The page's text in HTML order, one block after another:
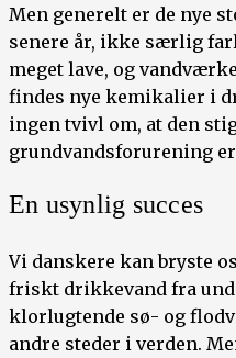
Men generelt er de nye
senere år, ikke særlig
meget lave, og
findes nye kemikalier i
ingen tvivl om, at den
grundvandsforurening
En usynlig succes
Vi danskere kan bryste
friskt drikkevand fra
klorlugtende sø- og
andre steder i verden.